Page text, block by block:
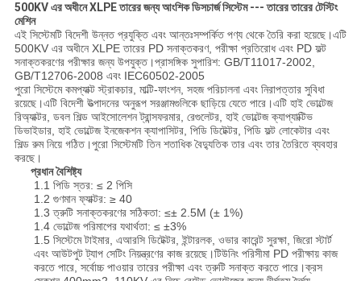
500KV এর অধীনে XLPE তারের জন্য আংশিক ডিসচার্জ সিস্টেম --- তারের তারের টেস্টিং
মেশিন
এই সিস্টেমটি বিদেশী উন্নত প্রযুক্তি এবং আন্তঃসম্পর্কিত পণ্য থেকে তৈরি করা হয়েছে।এটি
500KV এর অধীনে XLPE তারের PD সনাক্তকরণ, পরীক্ষা প্রতিরোধ এবং PD ফল্ট
সনাক্তকরণের পরীক্ষার জন্য উপযুক্ত।প্রাসঙ্গিক সুপারিশ: GB/T11017-2002,
GB/T12706-2008 এবং IEC60502-2005
পুরো সিস্টেমে কমপ্যাক্ট স্ট্রাকচার, মাল্টি-ফাংশন, সহজ পরিচালনা এবং নিরাপত্তার সুবিধা
রয়েছে।এটি বিদেশী উত্পাদনের অনুরূপ সরঞ্জামগুলিকে ছাড়িয়ে যেতে পারে।এটি হাই ভোল্টেজ
রিঅ্যাক্টর, ডবল শিল্ড আইসোলেশন ট্রান্সফরমার, রেগুলেটর, হাই ভোল্টেজ ক্যাপ্যাক্টিভ
ডিভাইডার, হাই ভোল্টেজ ইনজেকশন ক্যাপাসিটর, পিডি ডিটেক্টর, পিডি ফল্ট লোকেটার এবং
শিল্ড রুম নিয়ে গঠিত।পুরো সিস্টেমটি তিন শতাধিক বৈদ্যুতিক তার এবং তার তৈরিতে ব্যবহার
করছে।
প্রধান বৈশিষ্ট্য
1.1 পিডি স্তর: ≤ 2 পিসি
1.2 গুণমান ফ্যাক্টর: ≥ 40
1.3 ত্রুটি সনাক্তকরণের সঠিকতা: ≤± 2.5M (± 1%)
1.4 ভোল্টেজ পরিমাপের যথার্থতা: ≤ ±3%
1.5 সিস্টেমে টাইমার, এআরসি ডিটেক্টর, ইন্টারলক, ওভার কারেন্ট সুরক্ষা, জিরো স্টার্ট
এবং আউটপুট ট্যাপ সেটিং নিয়ন্ত্রণের কাজ রয়েছে।টিউনিং পরিসীমা PD পরীক্ষায় কাজ
করতে পারে, সর্বোচ্চ পাওয়ার তারের পরীক্ষা এবং ত্রুটি সনাক্ত করতে পারে।ক্রস